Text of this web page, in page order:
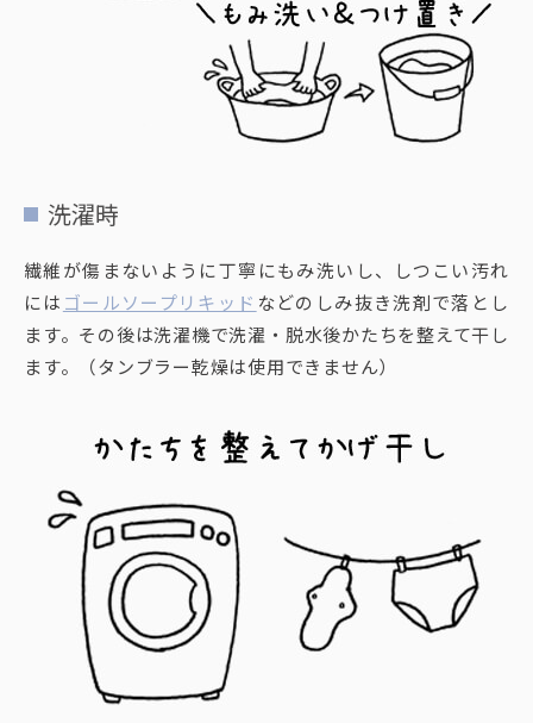
洗濯時
繊維が傷まないように丁寧にもみ洗いし、しつこい汚れ
には ゴールソープリキッド などのしみ抜き洗剤で落とし
ます。その後は洗濯機で洗濯・脱水後かたちを整えて干し
ます。（タンブラー乾燥は使用できません）